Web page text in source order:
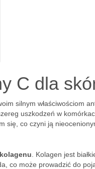
C dla
silnym właściwościom
uszkodzeń w
co czyni ją
kolagenu . Kolagen jest
co może prowadzić do